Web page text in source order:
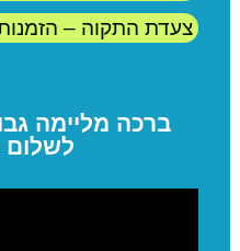
צעדת התקוה –
ברכה מליימה
לשלום